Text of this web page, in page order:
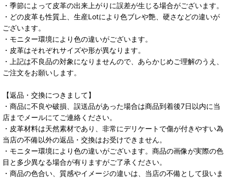
・季節によって皮革の出来上がりに誤差が生じる場合がございます。
・どの皮革も性質上、生産Lotにより色ブレや艶、硬さなどの違いが
ございます。
・モニター環境により色の違いがございます。
・皮革はそれぞれサイズや形が異なります。
・上記は不良品の対象になりませんので、あらかじめご理解のうえ、
ご注文をお願いします。
【返品・交換につきまして】
・商品に不良や破損、誤送品があった場合は商品到着後7日以内に当
店までメールにてご連絡ください。
・皮革材料は天然素材であり、非常にデリケートで傷が付きやすい為
当店の不備以外の返品・交換はお受けできません。
・モニター環境により色の違いがございます。商品の画像が実際の色
目と多少異なる場合が有りますがご了承ください。
・商品の色合い、質感やイメージの違いは、当店の不備として扱いま